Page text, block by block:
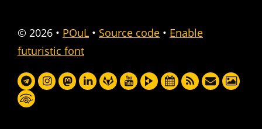
© 2026 • POuL • Source code • Enable
futuristic font